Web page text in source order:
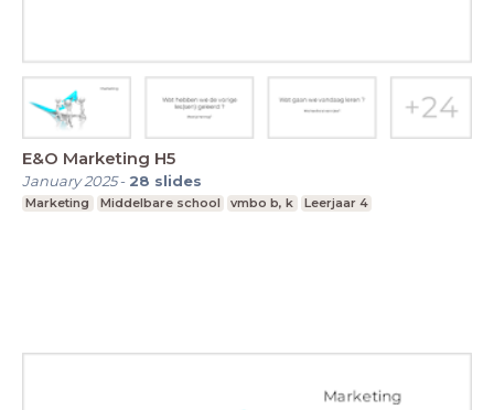
E&O Marketing H5
January 2025- 28 slides
Marketing Middelbare school vmbo b, k Leerjaar 4